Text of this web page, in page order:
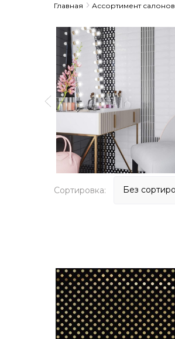
Главная Ассортимент салонов
Сортировка: